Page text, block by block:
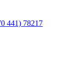
441) 78217